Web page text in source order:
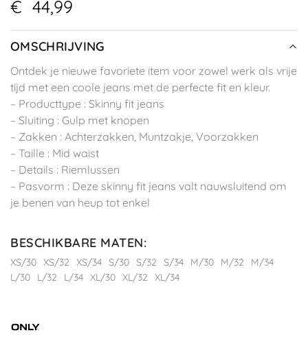
€ 44,99
OMSCHRIJVING
Ontdek je nieuwe favoriete item voor zowel werk als vrije
tijd met een coole jeans met de perfecte fit en kleur.
– Producttype : Skinny fit jeans
– Sluiting : Gulp met knopen
– Zakken : Achterzakken, Muntzakje, Voorzakken
– Taille : Mid waist
– Details : Riemlussen
– Pasvorm : Deze skinny fit jeans valt nauwsluitend om
je benen van heup tot enkel
BESCHIKBARE MATEN:
XS/30 XS/32 XS/34 S/30 S/32 S/34 M/30 M/32
M/34
L/30
L/32 L/34 XL/30 XL/32 XL/34